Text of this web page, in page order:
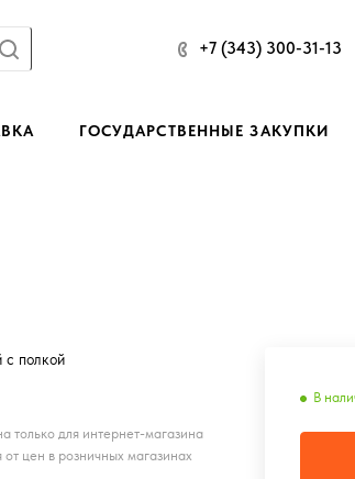
+7 (343) 300-31-13
ГОСУДАРСТВЕННЫЕ ЗАКУПКИ
В
с полкой
только для интернет-магазина
от цен в розничных магазинах